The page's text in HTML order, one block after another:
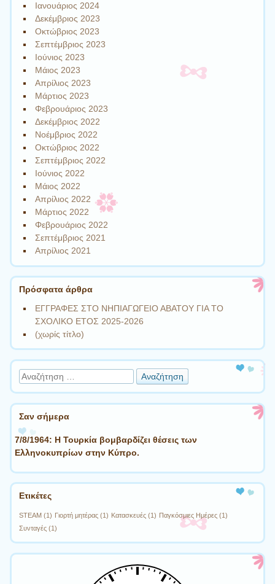
Ιανουάριος 2024
Δεκέμβριος 2023
Οκτώβριος 2023
Σεπτέμβριος 2023
Ιούνιος 2023
Μάιος 2023
Απρίλιος 2023
Μάρτιος 2023
Φεβρουάριος 2023
Δεκέμβριος 2022
Νοέμβριος 2022
Οκτώβριος 2022
Σεπτέμβριος 2022
Ιούνιος 2022
Μάιος 2022
Απρίλιος 2022
Μάρτιος 2022
Φεβρουάριος 2022
Σεπτέμβριος 2021
Απρίλιος 2021
Πρόσφατα άρθρα
ΕΓΓΡΑΦΕΣ ΣΤΟ ΝΗΠΙΑΓΩΓΕΙΟ ΑΒΑΤΟΥ ΓΙΑ ΤΟ
ΣΧΟΛΙΚΟ ΕΤΟΣ 2025-2026
(χωρίς τίτλο)
Αναζήτηση
Σαν σήμερα
7/8/1964: Η Τουρκία βομβαρδίζει θέσεις των
Ελληνοκυπρίων στην Κύπρο.
Ετικέτες
STEAM (1) Γιορτή μητέρας (1) Κατασκευές (1) Παγκόσμιες Ημέρες (1)
Συνταγές (1)